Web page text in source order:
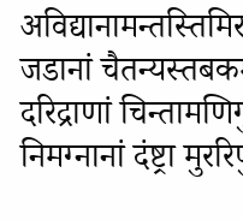
जडानां
दरिद्राणां
निमग्नानां दंष्ट्रा